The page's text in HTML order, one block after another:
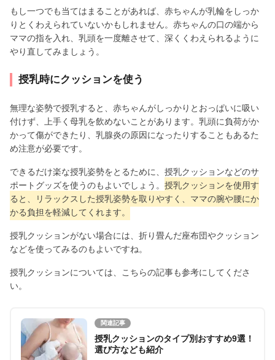
もし一つでも当てはまることがあれば、赤ちゃんが乳輪をしっか
りとくわえられていないかもしれません。赤ちゃんの口の端から
ママの指を入れ、乳頭を一度離させて、深くくわえられるように
やり直してみましょう。
授乳時にクッションを使う
無理な姿勢で授乳すると、赤ちゃんがしっかりとおっぱいに吸い
付けず、上手く母乳を飲めないことがあります。乳頭に負荷がか
かって傷ができたり、乳腺炎の原因になったりすることもあるた
め注意が必要です。
できるだけ楽な授乳姿勢をとるために、授乳クッションなどのサ
ポートグッズを使うのもよいでしょう。 授乳クッションを使用す
ると、リラックスした授乳姿勢を取りやすく、ママの腕や腰にか
かる負担を軽減してくれます。
授乳クッションがない場合には、折り畳んだ座布団やクッション
などを使ってみるのもよいですね。
授乳クッションについては、こちらの記事も参考にしてくださ
い。
関連記事
授乳クッションのタイプ別おすすめ9選！
選び方なども紹介